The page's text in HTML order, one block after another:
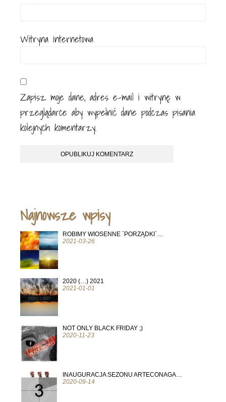
Witryna internetowa
Zapisz moje dane, adres e-mail i witrynę w
przeglądarce aby wypełnić dane podczas pisania
kolejnych komentarzy.
Najnowsze wpisy
ROBIMY WIOSENNE `PORZĄDKI´…
2021-03-26
2020 (…) 2021
2021-01-01
NOT ONLY BLACK FRIDAY ;)
2020-11-23
INAUGURACJA SEZONU ARTECONAGA…
2020-09-14